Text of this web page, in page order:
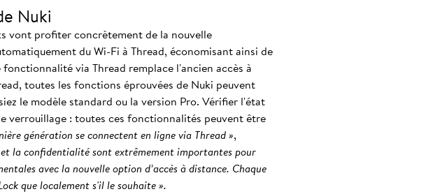
Nuki
vont profiter concrètement de la nouvelle
du Wi-Fi à Thread, économisant ainsi de
via Thread remplace l'ancien accès à
toutes les fonctions éprouvées de Nuki peuvent
le modèle standard ou la version Pro. Vérifier l'état
verrouillage : toutes ces fonctionnalités peuvent être
génération se connectent en ligne via Thread »,
la confidentialité sont extrêmement importantes pour
avec la nouvelle option d’accès à distance. Chaque
que localement s'il le souhaite ».